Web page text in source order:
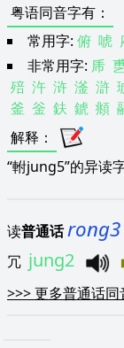
粤语同音字有 ：
常用字: 俯 唬
非常用字: 乕
殕 汻 浒 滏 滸
釜 釡 鈇 錿 頫
解释 ：
“軵jung5”的异读
读普通话rong3
冗 jung2
>>>更多普通话同